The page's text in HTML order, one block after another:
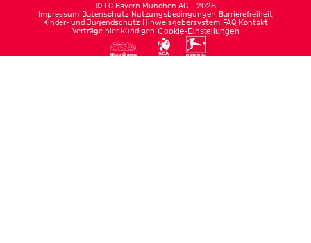
© FC Bayern München AG – 2026
Impressum Datenschutz Nutzungsbedingungen Barrierefreiheit
Kinder- und Jugendschutz Hinweisgebersystem FAQ Kontakt
Verträge hier kündigen Cookie-Einstellungen